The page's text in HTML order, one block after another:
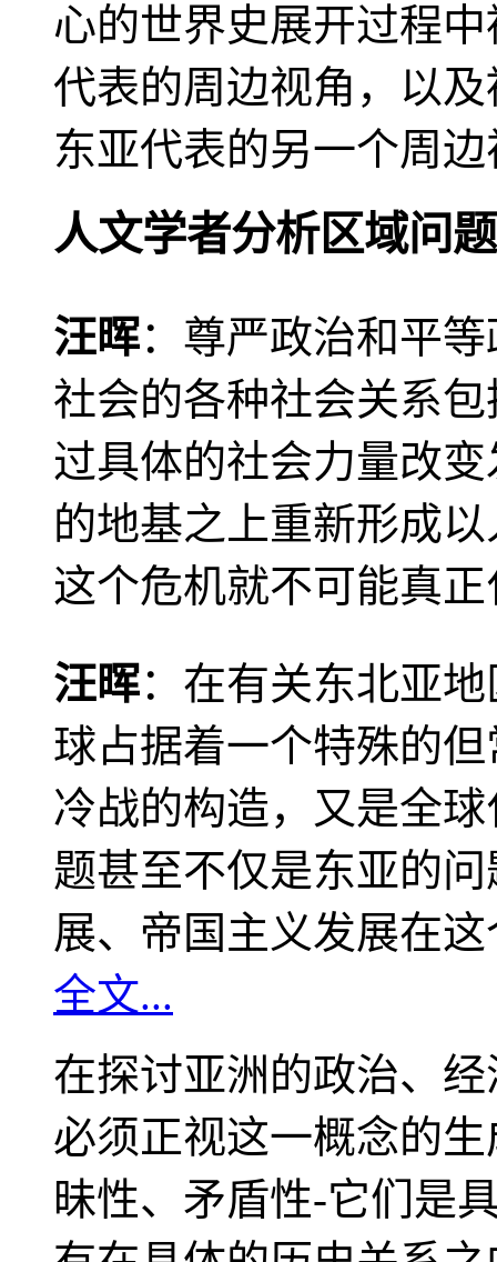
心的世界史展开过程
代表的周边视角，以
东亚代表的另一个周
人文学者分析区域问题
汪晖：尊严政治和平
社会的各种社会关系
过具体的社会力量改
的地基之上重新形成
这个危机就不可能真
汪晖：在有关东北亚
球占据着一个特殊的
冷战的构造，又是全
题甚至不仅是东亚的
展、帝国主义发展在
全文...
在探讨亚洲的政治、
必须正视这一概念的
昧性、矛盾性-它们是